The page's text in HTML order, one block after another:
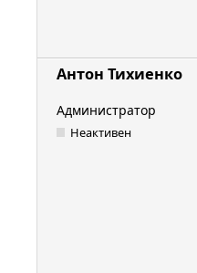
Антон Тихиенко
Администратор
Неактивен